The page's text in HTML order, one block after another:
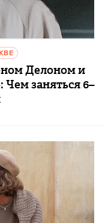
Делоном и
Чем заняться 6–